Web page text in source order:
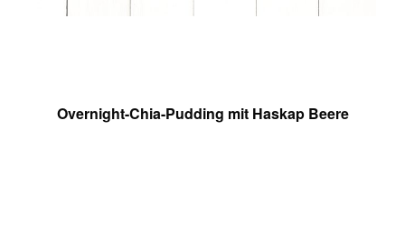
Overnight-Chia-Pudding mit Haskap Beere